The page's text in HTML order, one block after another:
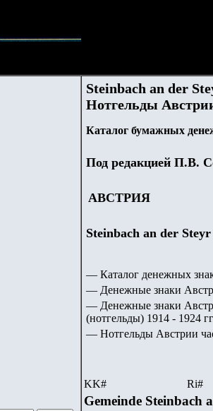
Steinbach an der
Нотгельды
Каталог бумажных
Под редакцией П.В.
АВСТРИЯ
Steinbach an der
— Каталог денежных
— Денежные знаки
— Денежные знаки
(нотгельды) 1914 - 1924
— Нотгельды Австрии
KK# Ri#
Gemeinde Steinbach